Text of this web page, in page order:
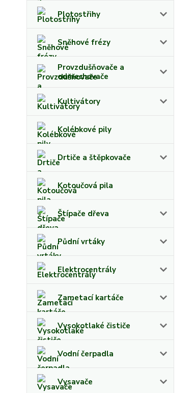
Plotostřihy
Sněhové frézy
Provzdušňovače a
odmechovače
Kultivátory
Kolébkové pily
Drtiče a štěpkovače
Kotoučová pila
Štípače dřeva
Půdní vrtáky
Elektrocentrály
Zametací kartáče
Vysokotlaké čističe
Vodní čerpadla
Vysavače